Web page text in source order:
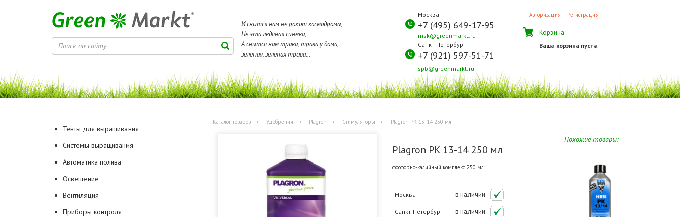
И снится нам не рокот космодрома,
Не эта ледяная синева,
А снится нам трава, трава у дома,
зеленая, зеленая трава...
Москва
+7 (495) 649-17-95
msk@greenmarkt.ru
Санкт-Петербург
+7 (921) 597-51-71
spb@greenmarkt.ru
Авторизация Регистрация
Корзина
Ваша корзина пуста
Тенты для выращивания
Системы выращивания
Автоматика полива
Освещение
Вентиляция
Приборы контроля
Каталог товаров Удобрения Plagron Стимуляторы Plagron PK 13-14 250 мл
Plagron PK 13-14 250 мл
фосфорно-калийный комплекс 250 мл
Москва в наличии
Санкт-Петербург в наличии
Похожие товары: